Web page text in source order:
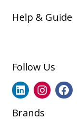
Help & Guide
Follow Us
Brands